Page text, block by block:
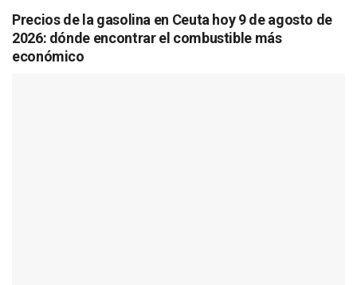
Precios de la gasolina en Ceuta hoy 9 de agosto de
2026: dónde encontrar el combustible más
económico